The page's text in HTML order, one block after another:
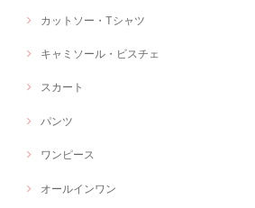
カットソー・Tシャツ
キャミソール・ビスチェ
スカート
パンツ
ワンピース
オールインワン